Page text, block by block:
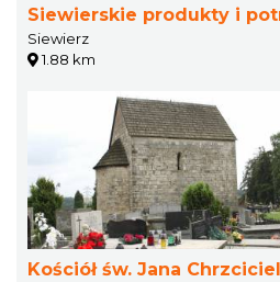
Siewierskie produkty i
Siewierz
1.88 km
Kościół św. Jana